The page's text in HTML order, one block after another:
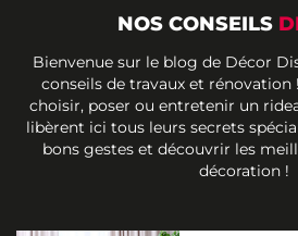
NOS CONSEILS
Bienvenue sur le blog de Décor
conseils de travaux et rénovation
choisir, poser ou entretenir un
libèrent ici tous leurs secrets
bons gestes et découvrir les
décoration !